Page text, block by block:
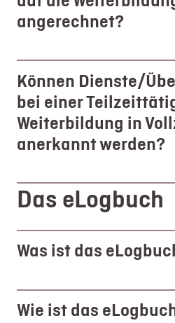
angerechnet?
Können Dienste/
bei einer
Weiterbildung in
anerkannt werden?
Das eLogbuch
Was ist das
Wie ist das